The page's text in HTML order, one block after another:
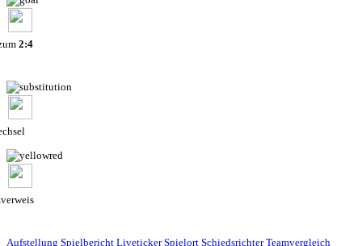
2:4
Aufstellung Spielbericht Liveticker Spielort Schiedsrichter Teamvergleich